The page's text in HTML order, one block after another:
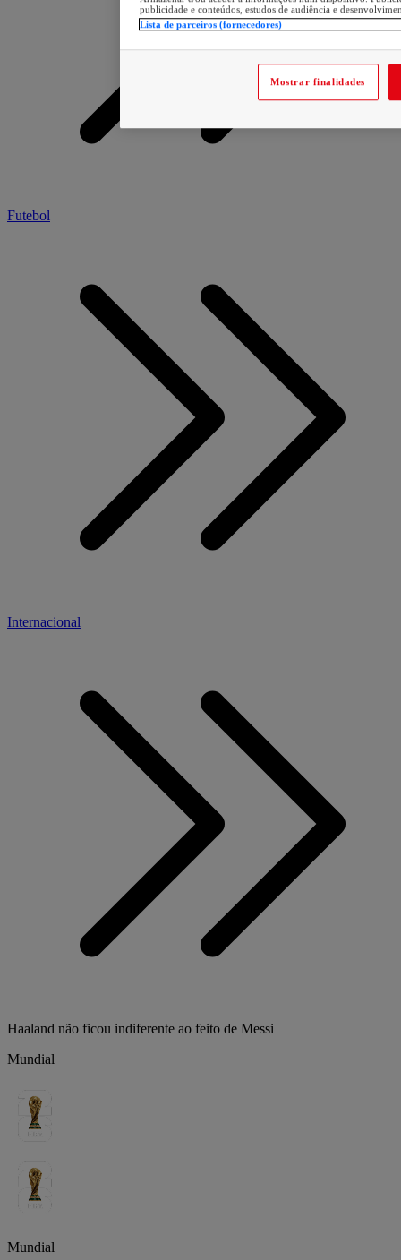
Futebol
Internacional
Haaland não ficou indiferente ao feito de Messi
Mundial
Mundial
publicidade e conteúdos, estudos de audiência e
Lista de parceiros (fornecedores)
Mostrar finalidades